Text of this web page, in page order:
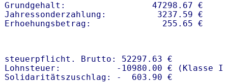
Grundgehalt:                 47298.67 €
Jahressonderzahlung:          3237.59 €
steuerpflicht. Brutto: 52297.63 €
Lohnsteuer:           -10980.00 € (Klasse I)
Solidaritätszuschlag: -  603.90 €